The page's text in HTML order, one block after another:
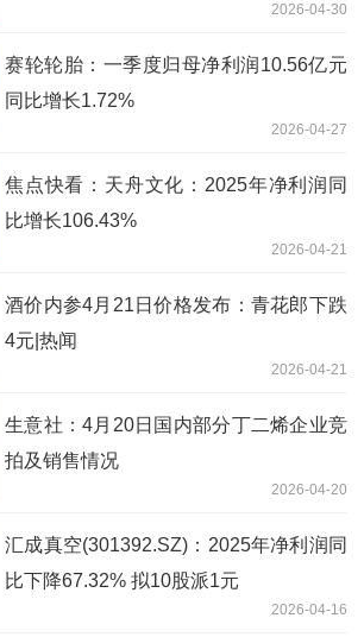
2026-04-30
赛轮轮胎：一季度归母净利润10.56亿元
同比增长1.72%
2026-04-27
焦点快看：天舟文化：2025年净利润同
比增长106.43%
2026-04-21
酒价内参4月21日价格发布：青花郎下跌
4元|热闻
2026-04-21
生意社：4月20日国内部分丁二烯企业竞
拍及销售情况
2026-04-20
汇成真空(301392.SZ)：2025年净利润同
比下降67.32% 拟10股派1元
2026-04-16